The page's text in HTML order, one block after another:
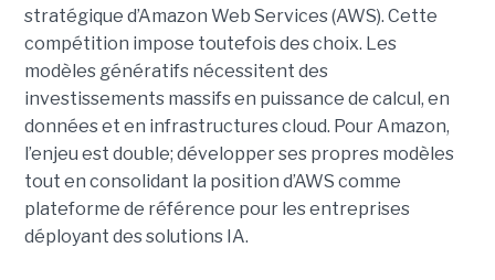
stratégique d’Amazon Web Services (AWS). Cette
compétition impose toutefois des choix. Les
modèles génératifs nécessitent des
investissements massifs en puissance de calcul, en
données et en infrastructures cloud. Pour Amazon,
l’enjeu est double; développer ses propres modèles
tout en consolidant la position d’AWS comme
plateforme de référence pour les entreprises
déployant des solutions IA.